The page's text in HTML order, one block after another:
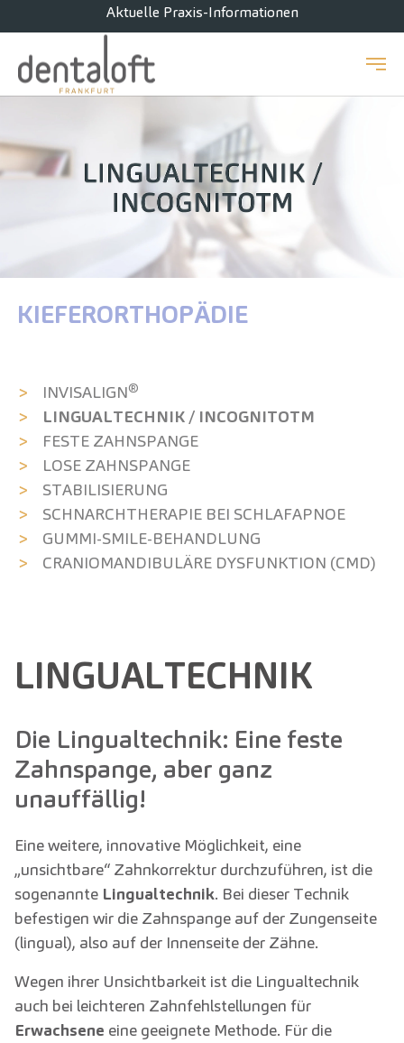
Zum Hauptinhalt springen
Aktuelle Praxis-Informationen
KIEFER­ORTHOPÄDIE
INVISALIGN®
LINGUAL­TECHNIK / INCOGNITOTM
FESTE ZAHNSPANGE
LOSE ZAHNSPANGE
STABILISIERUNG
SCHNARCH­THERAPIE BEI SCHLAFAPNOE
GUMMI-SMILE-BEHANDLUNG
CRANIO­MANDIBULÄRE DYSFUNKTION (CMD)
LINGUALTECHNIK
Die Lingualtechnik: Eine feste
Zahnspange, aber ganz
unauffällig!
Eine weitere, innovative Möglichkeit, eine
„unsichtbare“ Zahnkorrektur durchzuführen, ist die
sogenannte Lingualtechnik. Bei dieser Technik
befestigen wir die Zahnspange auf der Zungenseite
(lingual), also auf der Innenseite der Zähne.
Wegen ihrer Unsichtbarkeit ist die Lingualtechnik
auch bei leichteren Zahnfehlstellungen für
Erwachsene eine geeignete Methode. Für die